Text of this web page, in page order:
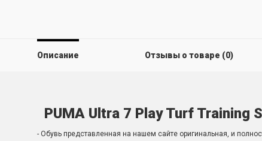
Описание Отзывы о товаре (0)
PUMA Ultra 7 Play Turf Training
- Обувь представленная на нашем сайте оригинальная, и